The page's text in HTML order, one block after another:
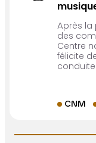
Après la
des
Centre
félicite
CNM